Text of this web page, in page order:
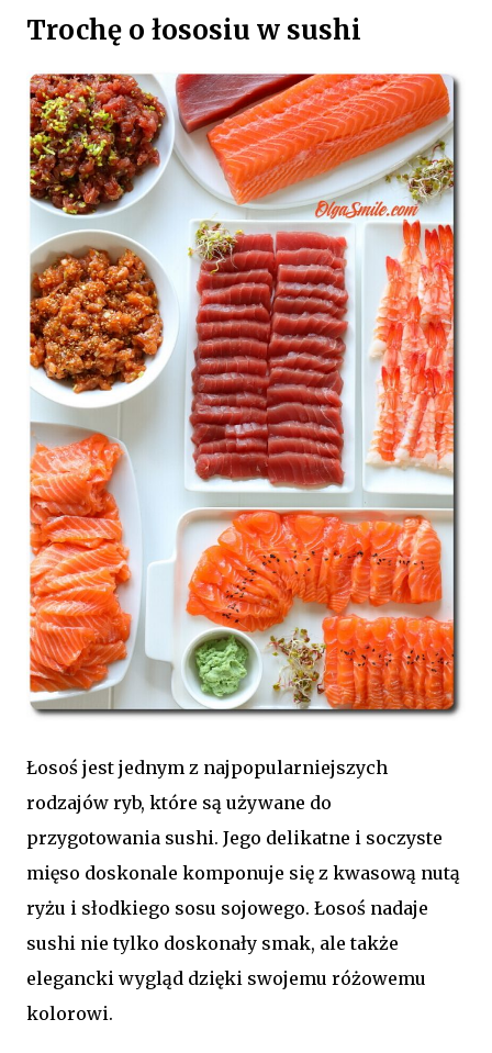
Trochę o łososiu w sushi
Łosoś jest jednym z najpopularniejszych
rodzajów ryb, które są używane do
przygotowania sushi. Jego delikatne i soczyste
mięso doskonale komponuje się z kwasową nutą
ryżu i słodkiego sosu sojowego. Łosoś nadaje
sushi nie tylko doskonały smak, ale także
elegancki wygląd dzięki swojemu różowemu
kolorowi.